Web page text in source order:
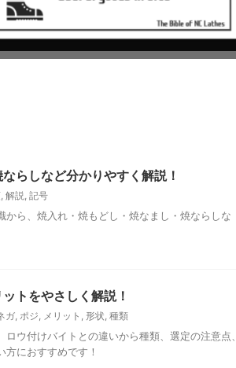
らしなど分かりやすく解説！
解説 記号
ら、焼入れ・焼もどし・焼なまし・焼ならしな
トをやさしく解説！
ガ, ポジ, メリット , 形状, 種類
ウ付けバイトとの違いから種類、選定の注意点、
におすすめです！